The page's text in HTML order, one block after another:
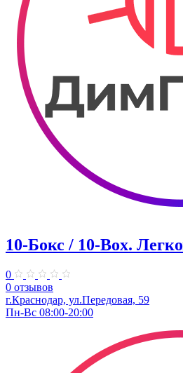
10-Бокс / 10-Box.
0
0 отзывов
г.Краснодар, ул.Передовая, 59
Пн-Вс 08:00-20:00